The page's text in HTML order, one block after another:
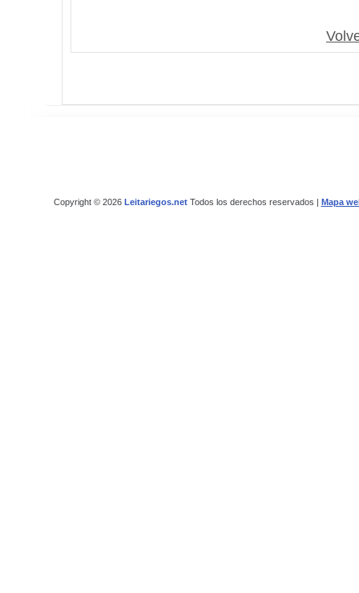
Copyright © 2026 Leitariegos.netTodos los derechos reservados | Mapa